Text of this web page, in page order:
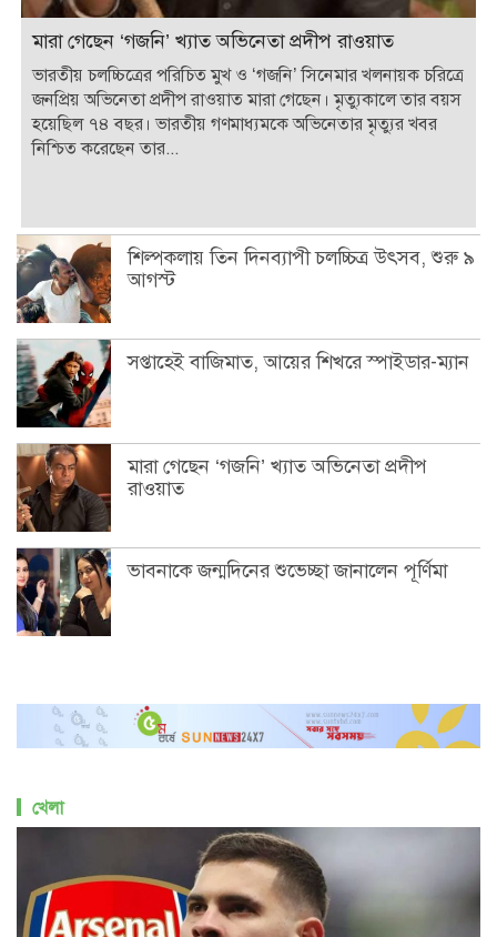
মারা গেছেন ‘গজনি’ খ্যাত অভিনেতা প্রদীপ রাওয়াত
ভারতীয় চলচ্চিত্রের পরিচিত মুখ ও ‘গজনি’ সিনেমার খলনায়ক চরিত্রে
জনপ্রিয় অভিনেতা প্রদীপ রাওয়াত মারা গেছেন। মৃত্যুকালে তার বয়স
হয়েছিল ৭৪ বছর। ভারতীয় গণমাধ্যমকে অভিনেতার মৃত্যুর খবর
নিশ্চিত করেছেন তার...
শিল্পকলায় তিন দিনব্যাপী চলচ্চিত্র উৎসব, শুরু ৯
আগস্ট
সপ্তাহেই বাজিমাত, আয়ের শিখরে স্পাইডার-ম্যান
মারা গেছেন ‘গজনি’ খ্যাত অভিনেতা প্রদীপ
রাওয়াত
ভাবনাকে জন্মদিনের শুভেচ্ছা জানালেন পূর্ণিমা
খেলা